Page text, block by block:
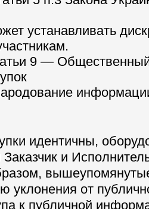
устанавливать
9 —
идентичны,
и
уклонения от
к публичной